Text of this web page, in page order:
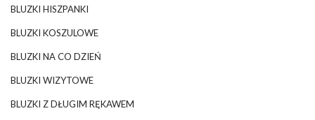
BLUZKI HISZPANKI
BLUZKI KOSZULOWE
BLUZKI NA CO DZIEŃ
BLUZKI WIZYTOWE
BLUZKI Z DŁUGIM RĘKAWEM